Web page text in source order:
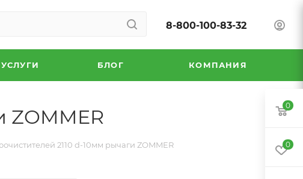
8-800-100-83-32
УСЛУГИ БЛОГ КОМПАНИЯ
ZOMMER
2110 d-10мм рычаги ZOMMER
0
0